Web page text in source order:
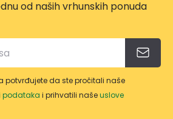
od naših vrhunskih ponuda
potvrđujete da ste pročitali naše
podataka i prihvatili našeuslove